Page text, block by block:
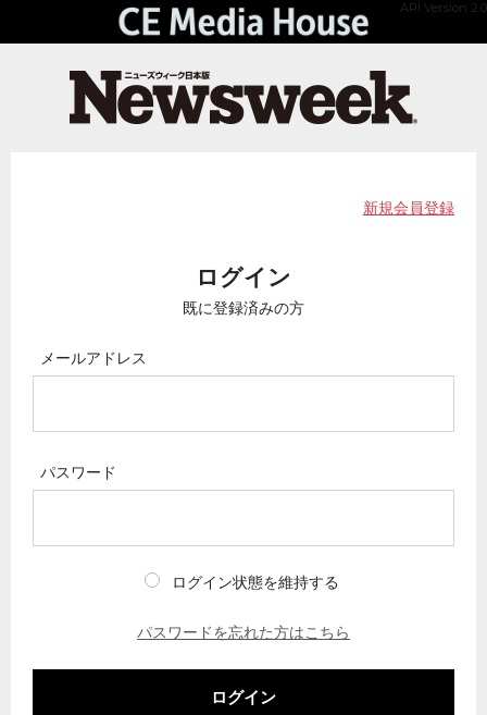
API Version 2.0
新規会員登録
ログイン
既に登録済みの方
メールアドレス
パスワード
ログイン状態を維持する
パスワードを忘れた方はこちら
ログイン